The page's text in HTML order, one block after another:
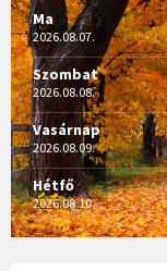
Ma
2026.08.07.
Szombat
2026.08.08.
Vasárnap
2026.08.09.
Hétfő
2026.08.10.